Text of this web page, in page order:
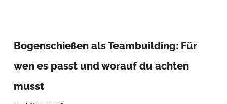
Bogenschießen als Teambuilding: Für
wen es passt und worauf du achten
musst